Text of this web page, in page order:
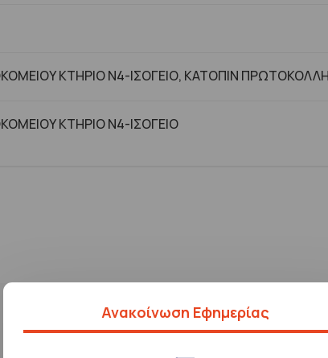
Ανακοίνωση Εφημερίας
ΚΤΗΡΙΟ Ν4-ΙΣΟΓΕΙΟ, ΚΑΤΟΠΙΝ
ΚΤHΡΙΟ Ν4-ΙΣΟΓΕΙΟ